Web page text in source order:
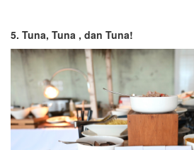
5. Tuna, Tuna , dan Tuna!